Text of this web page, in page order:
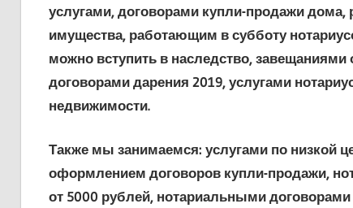
услугами, договорами купли-продажи дома,
имущества, работающим в субботу
можно вступить в наследство, завещаниями
договорами дарения 2019, услугами
недвижимости.
Также мы занимаемся: услугами по низкой
оформлением договоров купли-продажи,
от 5000 рублей, нотариальными